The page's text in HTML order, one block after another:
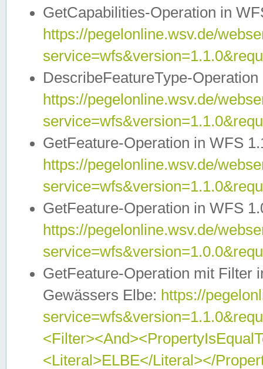
GetCapabilities-Operation in
https://pegelonline.wsv.de/
DescribeFeatureType-
https://pegelonline.wsv.de/
GetFeature-Operation in WFS
https://pegelonline.wsv.de/
GetFeature-Operation in WFS
https://pegelonline.wsv.de/
GetFeature-Operation mit Filter
Gewässers Elbe: https://
<Literal>ELBE</Literal></